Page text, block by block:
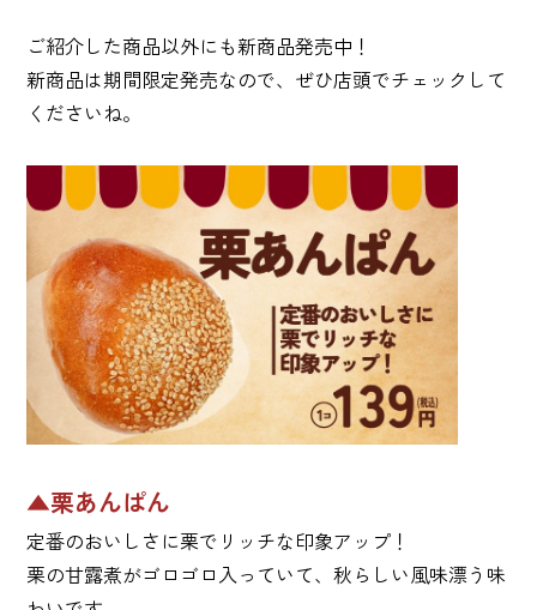
ご紹介した商品以外にも新商品発売中！
新商品は期間限定発売なので、ぜひ店頭でチェックして
くださいね。
▲栗あんぱん
定番のおいしさに栗でリッチな印象アップ！
栗の甘露煮がゴロゴロ入っていて、秋らしい風味漂う味